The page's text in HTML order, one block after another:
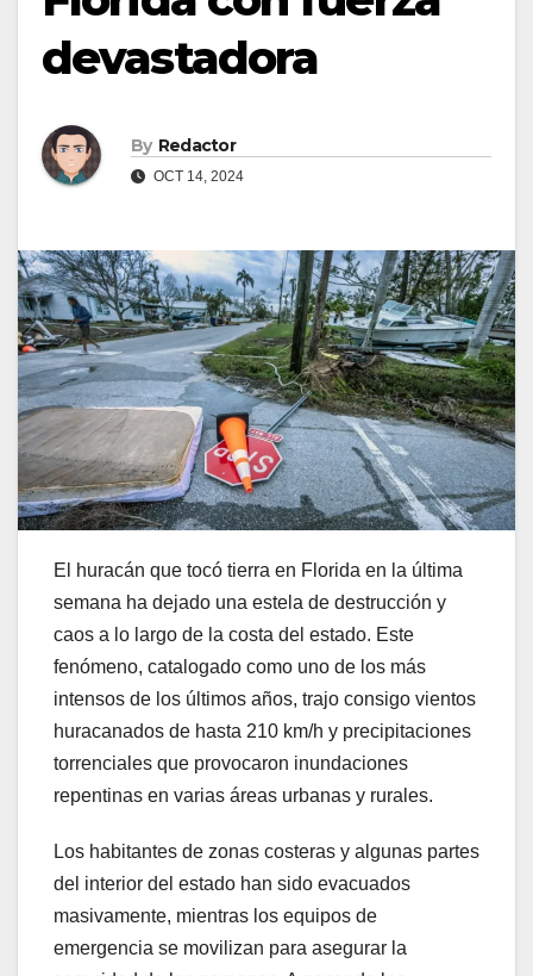
devastadora
By Redactor
OCT 14, 2024
El huracán que tocó tierra en Florida en la última
semana ha dejado una estela de destrucción y
caos a lo largo de la costa del estado. Este
fenómeno, catalogado como uno de los más
intensos de los últimos años, trajo consigo vientos
huracanados de hasta 210 km/h y precipitaciones
torrenciales que provocaron inundaciones
repentinas en varias áreas urbanas y rurales.
Los habitantes de zonas costeras y algunas partes
del interior del estado han sido evacuados
masivamente, mientras los equipos de
emergencia se movilizan para asegurar la